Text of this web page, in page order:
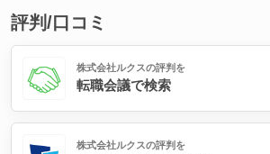
評判/口コミ
株式会社ルクスの評判を
転職会議で検索
株式会社ルクスの評判を